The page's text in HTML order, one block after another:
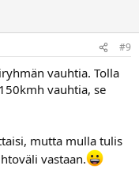
#9
vauhtia. Tolla
vauhtia, se
mutta mulla tulis
vastaan.